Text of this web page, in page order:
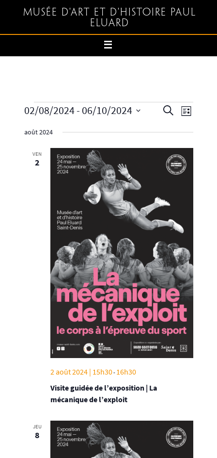
Musée d'art et d'histoire Paul
Eluard
Recherche
navigation
vues
Évènements
RechercheNavigation
vues
Liste
02/08/2024 - 06/10/2024
une
août 2024
VEN
2
Visite guidée de l’exposition | La
mécanique de l’exploit
2 août 2024 | 15h30- 16h30
JEU
8